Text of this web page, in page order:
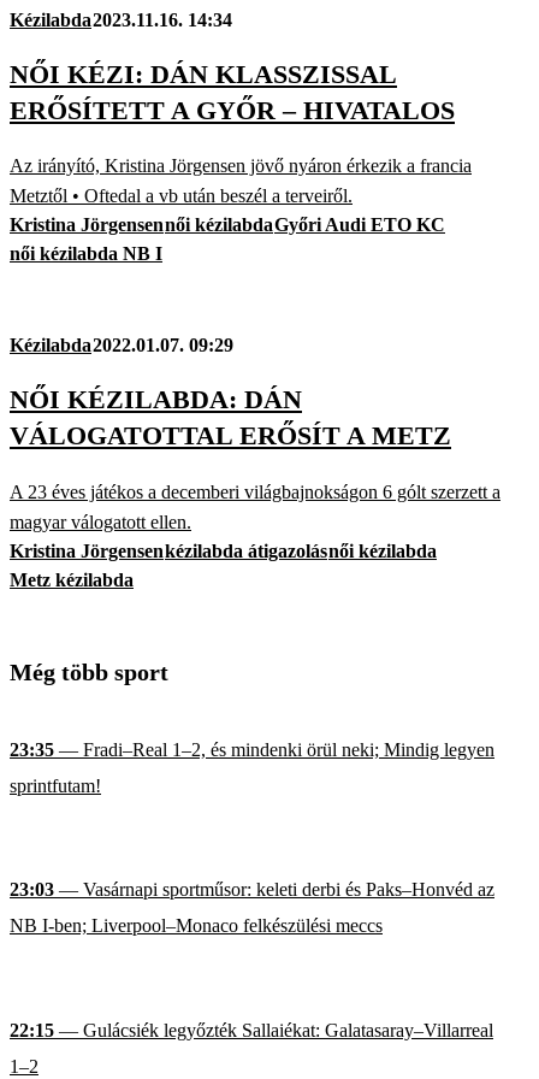
Kézilabda2023.11.16. 14:34
NŐI KÉZI: DÁN KLASSZISSAL
ERŐSÍTETT A GYŐR – HIVATALOS
Az irányító, Kristina Jörgensen jövő nyáron érkezik a francia
Metztől • Oftedal a vb után beszél a terveiről.
Kristina Jörgensennői kézilabdaGyőri Audi ETO KC
női kézilabda NB I
Kézilabda2022.01.07. 09:29
NŐI KÉZILABDA: DÁN
VÁLOGATOTTAL ERŐSÍT A METZ
A 23 éves játékos a decemberi világbajnokságon 6 gólt szerzett a
magyar válogatott ellen.
Kristina Jörgensenkézilabda átigazolásnői kézilabda
Metz kézilabda
Még több sport
23:35 — Fradi–Real 1–2, és mindenki örül neki; Mindig legyen
sprintfutam!
23:03 — Vasárnapi sportműsor: keleti derbi és Paks–Honvéd az
NB I-ben; Liverpool–Monaco felkészülési meccs
22:15 — Gulácsiék legyőzték Sallaiékat: Galatasaray–Villarreal
1–2